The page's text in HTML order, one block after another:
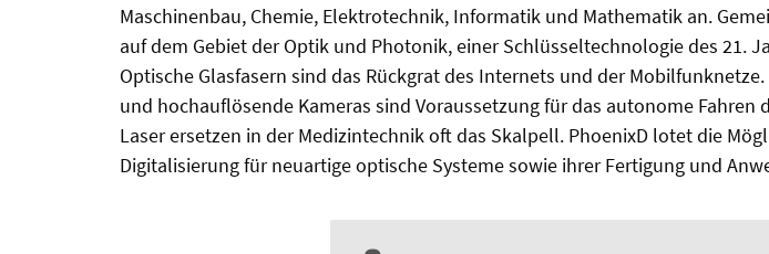
Maschinenbau, Chemie, Elektrotechnik, Informatik und Mathematik an.
auf dem Gebiet der Optik und Photonik, einer Schlüsseltechnologie des 21.
Optische Glasfasern sind das Rückgrat des Internets und der
und hochauflösende Kameras sind Voraussetzung für das autonome Fahren
Laser ersetzen in der Medizintechnik oft das Skalpell. PhoenixD lotet die
Digitalisierung für neuartige optische Systeme sowie ihrer Fertigung und